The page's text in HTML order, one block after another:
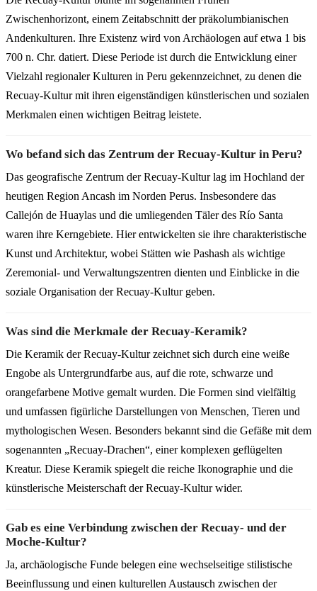
Zwischenhorizont, einem Zeitabschnitt der präkolumbianischen
Andenkulturen. Ihre Existenz wird von Archäologen auf etwa 1 bis
700 n. Chr. datiert. Diese Periode ist durch die Entwicklung einer
Vielzahl regionaler Kulturen in Peru gekennzeichnet, zu denen die
Recuay-Kultur mit ihren eigenständigen künstlerischen und sozialen
Merkmalen einen wichtigen Beitrag leistete.
Wo befand sich das Zentrum der Recuay-Kultur in Peru?
Das geografische Zentrum der Recuay-Kultur lag im Hochland der
heutigen Region Ancash im Norden Perus. Insbesondere das
Callejón de Huaylas und die umliegenden Täler des Río Santa
waren ihre Kerngebiete. Hier entwickelten sie ihre charakteristische
Kunst und Architektur, wobei Stätten wie Pashash als wichtige
Zeremonial- und Verwaltungszentren dienten und Einblicke in die
soziale Organisation der Recuay-Kultur geben.
Was sind die Merkmale der Recuay-Keramik?
Die Keramik der Recuay-Kultur zeichnet sich durch eine weiße
Engobe als Untergrundfarbe aus, auf die rote, schwarze und
orangefarbene Motive gemalt wurden. Die Formen sind vielfältig
und umfassen figürliche Darstellungen von Menschen, Tieren und
mythologischen Wesen. Besonders bekannt sind die Gefäße mit dem
sogenannten „Recuay-Drachen“, einer komplexen geflügelten
Kreatur. Diese Keramik spiegelt die reiche Ikonographie und die
künstlerische Meisterschaft der Recuay-Kultur wider.
Gab es eine Verbindung zwischen der Recuay- und der
Moche-Kultur?
Ja, archäologische Funde belegen eine wechselseitige stilistische
Beeinflussung und einen kulturellen Austausch zwischen der